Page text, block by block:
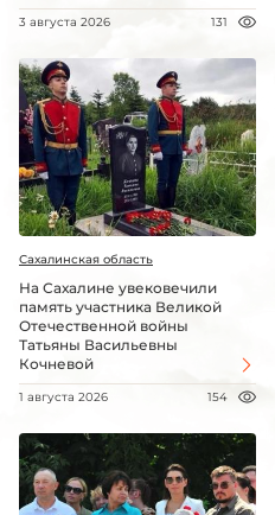
3 августа 2026 131
Сахалинская область
На Сахалине увековечили
память участника Великой
Отечественной войны
Татьяны Васильевны
Кочневой
1 августа 2026 154